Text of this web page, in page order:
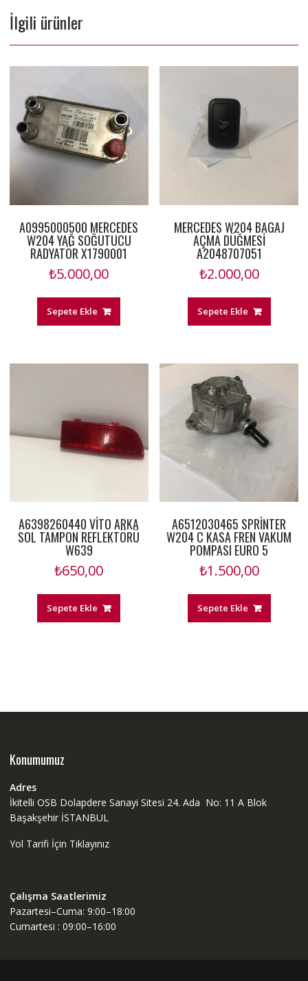
İlgili ürünler
A0995000500 MERCEDES
W204 YAĞ SOĞUTUCU
RADYATÖR X1790001
₺5.000,00
Sepete Ekle
MERCEDES W204 BAGAJ
AÇMA DÜĞMESİ
A2048707051
₺2.000,00
Sepete Ekle
A6398260440 VİTO ARKA
SOL TAMPON REFLEKTÖRÜ
W639
₺650,00
Sepete Ekle
A6512030465 SPRİNTER
W204 C KASA FREN VAKUM
POMPASI EURO 5
₺1.500,00
Sepete Ekle
Konumumuz
Adres
İkitelli OSB Dolapdere Sanayi Sitesi 24. Ada No: 11 A Blok
Başakşehir İSTANBUL
Yol Tarifi İçin Tıklayınız
Çalışma Saatlerimiz
Pazartesi–Cuma: 9:00–18:00
Cumartesi : 09:00–16:00